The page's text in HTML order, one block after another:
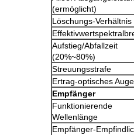
(ermöglicht)
Löschungs-Verhältnis
Aufstieg/Abfallzeit
(20%~80%)
Streuungsstrafe
Ertrag-optisches Auge
Empfänger
Funktionierende
Wellenlänge
Empfänger-